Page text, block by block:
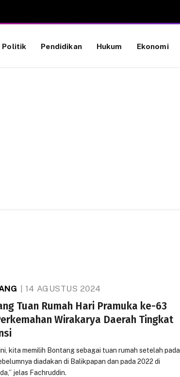
Politik Pendidikan Hukum Ekonomi
14 AGUSTUS 2024
Tuan Rumah Hari Pramuka ke-63
Wirakarya Daerah Tingkat
kita memilih Bontang sebagai tuan rumah setelah pada
diadakan di Balikpapan dan pada 2022 di
jelas Fachruddin.